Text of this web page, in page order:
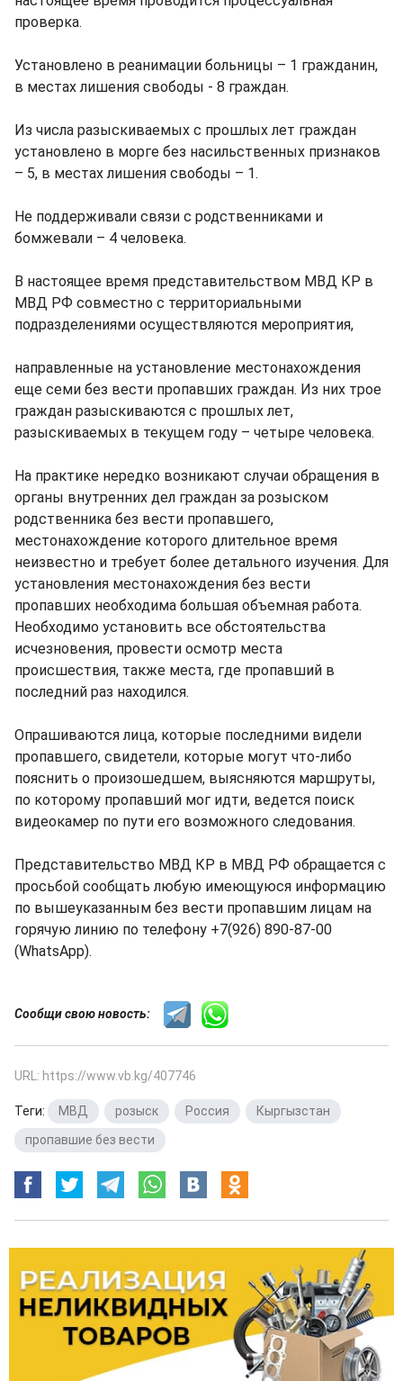
проверка.
Установлено в реанимации больницы – 1 гражданин,
в местах лишения свободы - 8 граждан.
Из числа разыскиваемых с прошлых лет граждан
установлено в морге без насильственных признаков
– 5, в местах лишения свободы – 1.
Не поддерживали связи с родственниками и
бомжевали – 4 человека.
В настоящее время представительством МВД КР в
МВД РФ совместно с территориальными
подразделениями осуществляются мероприятия,
направленные на установление местонахождения
еще семи без вести пропавших граждан. Из них трое
граждан разыскиваются с прошлых лет,
разыскиваемых в текущем году – четыре человека.
На практике нередко возникают случаи обращения в
органы внутренних дел граждан за розыском
родственника без вести пропавшего,
местонахождение которого длительное время
неизвестно и требует более детального изучения. Для
установления местонахождения без вести
пропавших необходима большая объемная работа.
Необходимо установить все обстоятельства
исчезновения, провести осмотр места
происшествия, также места, где пропавший в
последний раз находился.
Опрашиваются лица, которые последними видели
пропавшего, свидетели, которые могут что-либо
пояснить о произошедшем, выясняются маршруты,
по которому пропавший мог идти, ведется поиск
видеокамер по пути его возможного следования.
Представительство МВД КР в МВД РФ обращается с
просьбой сообщать любую имеющуюся информацию
по вышеуказанным без вести пропавшим лицам на
горячую линию по телефону +7(926) 890-87-00
(WhatsApp).
Сообщи свою новость:
URL: https://www.vb.kg/407746
Теги: МВД розыск Россия Кыргызстан
пропавшие без вести